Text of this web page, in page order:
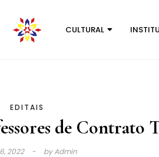
CULTURAL
EDITAIS
de Contrato
2022 byAdmin